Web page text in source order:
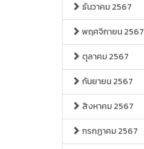
ธันวาคม 2567
พฤศจิกายน 2567
ตุลาคม 2567
กันยายน 2567
สิงหาคม 2567
กรกฏาคม 2567